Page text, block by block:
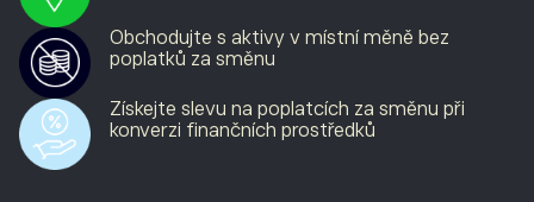
Obchodujte s aktivy v místní měně bez
poplatků za směnu
Získejte slevu na poplatcích za směnu při
konverzi finančních prostředků